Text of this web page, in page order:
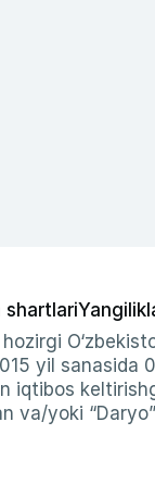
shartlari
yil
iqtibos
va/yoki